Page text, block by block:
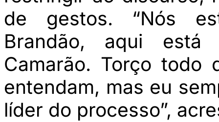
de gestos. “Nós
Brandão, aqui está
Camarão. Torço
entendam, mas eu
líder do processo”,